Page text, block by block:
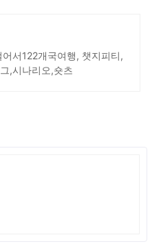
서122개국여행, 챗지피티,
,시나리오,숏츠